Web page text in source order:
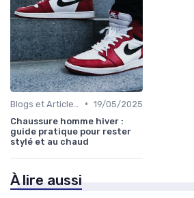
• 19/05/2025
Chaussure homme hiver :
guide pratique pour rester
stylé et au chaud
À lire aussi